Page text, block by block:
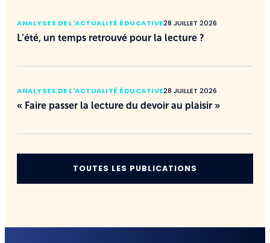
ANALYSES DE L'ACTUALITÉ ÉDUCATIVE28 JUILLET 2026
L’été, un temps retrouvé pour la lecture ?
ANALYSES DE L'ACTUALITÉ ÉDUCATIVE28 JUILLET 2026
« Faire passer la lecture du devoir au plaisir »
TOUTES LES PUBLICATIONS